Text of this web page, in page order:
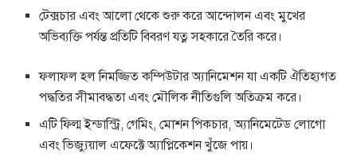
টেক্সচার এবং আলো থেকে শুরু করে আন্দোলন এবং মুখের
অভিব্যক্তি পর্যন্ত প্রতিটি বিবরণ যত্ন সহকারে তৈরি করে।
ফলাফল হল নিমজ্জিত কম্পিউটার অ্যানিমেশন যা একটি ঐতিহ্যগত
পদ্ধতির সীমাবদ্ধতা এবং মৌলিক নীতিগুলি অতিক্রম করে।
এটি ফিল্ম ইন্ডাস্ট্রি, গেমিং, মোশন পিকচার, অ্যানিমেটেড লোগো
এবং ভিজ্যুয়াল এফেক্টে অ্যাপ্লিকেশন খুঁজে পায়।